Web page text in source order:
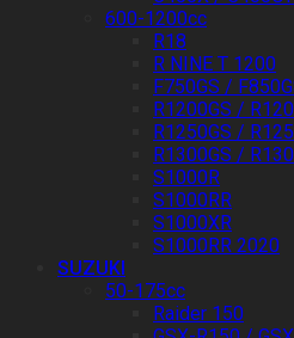
600-1200cc
R18
R NINE T 1200
F750GS /
R1200GS /
R1250GS /
R1300GS /
S1000R
S1000RR
S1000XR
S1000RR 2020
SUZUKI
50-175cc
Raider 150